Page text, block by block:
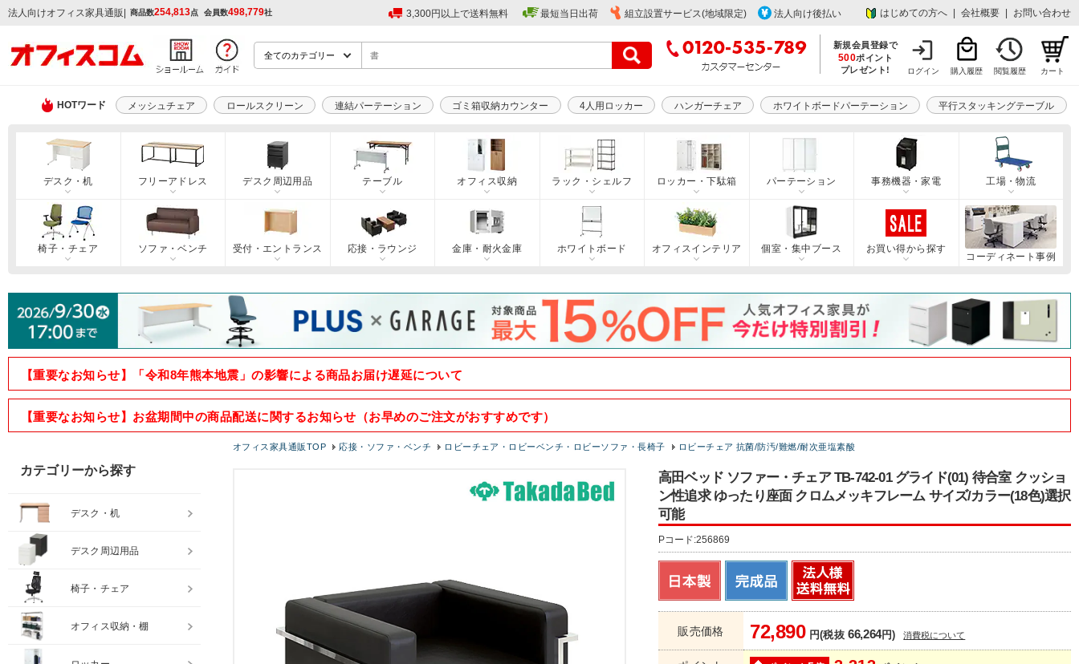
法人向けオフィス家具通販 | 商品数254,813点 会員数498,779社 3,300円以上で送料無料 最短当日出荷 組立設置サービス(地域限定) 法人向け後払い はじめての方へ 会社概要 お問い合わせ
新規会員登録で
500ポイント
プレゼント!
ログイン 購入履歴 閲覧履歴 カート
HOTワード メッシュチェア ロールスクリーン 連結パーテーション ゴミ箱収納カウンター 4人用ロッカー ハンガーチェア ホワイトボードパーテーション 平行スタッキングテーブル
デスク・机 フリーアドレス デスク周辺用品 テーブル オフィス収納 ラック・シェルフ ロッカー・下駄箱 パーテーション 事務機器・家電 工場・物流
椅子・チェア ソファ・ベンチ 受付・エントランス 応接・ラウンジ 金庫・耐火金庫 ホワイトボード オフィスインテリア 個室・集中ブース
お買い得から探す
コーディネート事例
【重要なお知らせ】「令和8年熊本地震」の影響による商品お届け遅延について
【重要なお知らせ】お盆期間中の商品配送に関するお知らせ（お早めのご注文がおすすめです）
オフィス家具通販TOP 応接・ソファ・ベンチ ロビーチェア・ロビーベンチ・ロビーソファ・長椅子 ロビーチェア 抗菌/防汚/難燃/耐次亜塩素酸
高田ベッド ソファー・チェア TB-742-01 グライド(01) 待合室 クッショ
ン性追求 ゆったり座面 クロムメッキフレーム サイズ/カラー(18色)選択
可能
Pコード:256869
販売価格 72,890円(税抜66,264円) 消費税について
カテゴリーから探す
デスク・机
デスク周辺用品
椅子・チェア
オフィス収納・棚